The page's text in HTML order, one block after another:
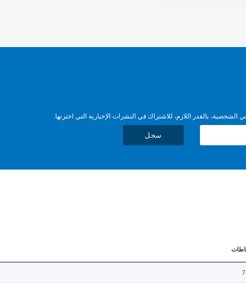
الشخصية، بالقدر اللازم، للاشتراك في النشرات الإخبارية التي اخترتها.
سجل